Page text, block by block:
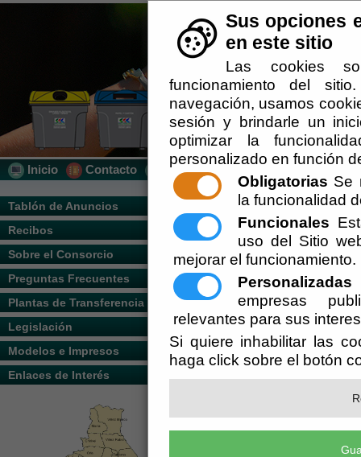
Sus opciones
en este sitio
Las cookies
funcionamiento del
navegación, usamos
sesión y brindarle un
optimizar la
personalizado en función
Obligatorias Se
la funcionalidad
Funcionales
uso del Sitio
mejorar el funcionamiento.
Personalizadas
empresas
relevantes para sus
Si quiere inhabilitar las
haga click sobre el botón
Inicio Contacto Localización
Tablón de Anuncios
Recibos
Sobre el Consorcio
Preguntas Frecuentes
Plantas de Transferencia
Legislación
Modelos e Impresos
Enlaces de Interés
Usted se encuentra aquí:Inicio //
El documento con referencia